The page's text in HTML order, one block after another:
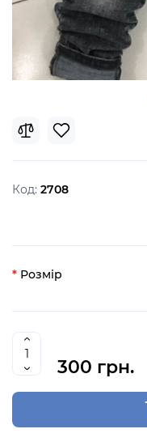
Код: 2708
Розмір
300 грн.